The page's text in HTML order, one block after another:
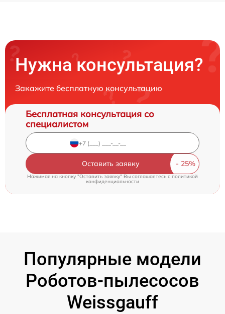
Нужна консультация?
Закажите бесплатную консультацию
Бесплатная консультация со
специалистом
Оставить заявку
Нажимая на кнопку "Оставить заявку" Вы соглашаетесь c политикой
конфиденциальности
Популярные модели
Роботов-пылесосов
Weissgauff